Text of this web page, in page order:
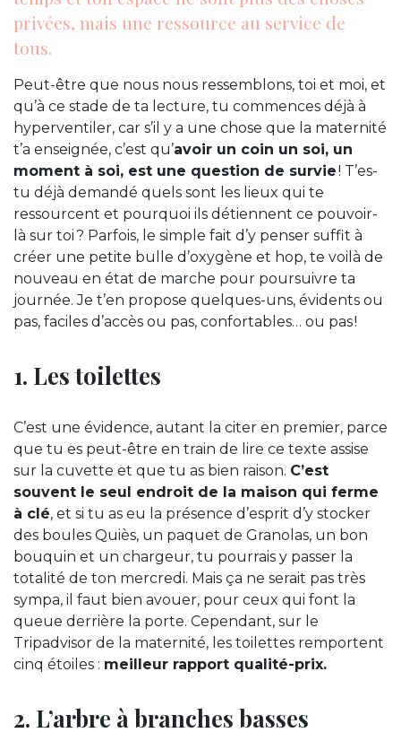
privées, mais une ressource au service de
tous.
Peut-être que nous nous ressemblons, toi et moi, et
qu’à ce stade de ta lecture, tu commences déjà à
hyperventiler, car s’il y a une chose que la maternité
t’a enseignée, c’est qu’avoir un coin un soi, un
moment à soi, est une question de survie! T’es-
tu déjà demandé quels sont les lieux qui te
ressourcent et pourquoi ils détiennent ce pouvoir-
là sur toi ? Parfois, le simple fait d’y penser suffit à
créer une petite bulle d’oxygène et hop, te voilà de
nouveau en état de marche pour poursuivre ta
journée. Je t’en propose quelques-uns, évidents ou
pas, faciles d’accès ou pas, confortables… ou pas !
1. Les toilettes
C’est une évidence, autant la citer en premier, parce
que tu es peut-être en train de lire ce texte assise
sur la cuvette et que tu as bien raison. C’est
souvent le seul endroit de la maison qui ferme
à clé, et si tu as eu la présence d’esprit d’y stocker
des boules Quiès, un paquet de Granolas, un bon
bouquin et un chargeur, tu pourrais y passer la
totalité de ton mercredi. Mais ça ne serait pas très
sympa, il faut bien avouer, pour ceux qui font la
queue derrière la porte. Cependant, sur le
Tripadvisor de la maternité, les toilettes remportent
cinq étoiles : meilleur rapport qualité-prix.
2. L’arbre à branches basses